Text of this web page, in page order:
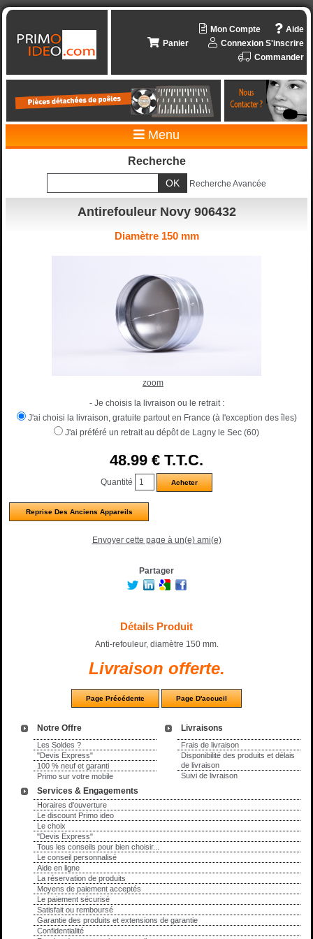
Aide
Mon Compte
Connexion S'inscrire
Panier
Commander
Menu
Notre Offre
Les Soldes ?
"Devis Express"
100 % neuf et garanti
Primo sur votre mobile
Livraisons
Frais de livraison
Disponibilité des produits et délais
de livraison
Suivi de livraison
Services & Engagements
Horaires d'ouverture
Le discount Primo ideo
Le choix
"Devis Express"
Tous les conseils pour bien choisir...
Le conseil personnalisé
Aide en ligne
La réservation de produits
Moyens de paiement acceptés
Le paiement sécurisé
Satisfait ou remboursé
Garantie des produits et extensions de garantie
Confidentialité
Recherche
Recherche Avancée
Antirefouleur Novy 906432
Diamètre 150 mm
zoom
- Je choisis la livraison ou le retrait :
J'ai choisi la livraison, gratuite partout en France (à l'exception des îles)
J'ai préféré un retrait au dépôt de Lagny le Sec (60)
48.99 € T.T.C.
Quantité
Reprise Des Anciens Appareils
Envoyer cette page à un(e) ami(e)
Partager
Détails Produit
Anti-refouleur, diamètre 150 mm.
Livraison offerte.